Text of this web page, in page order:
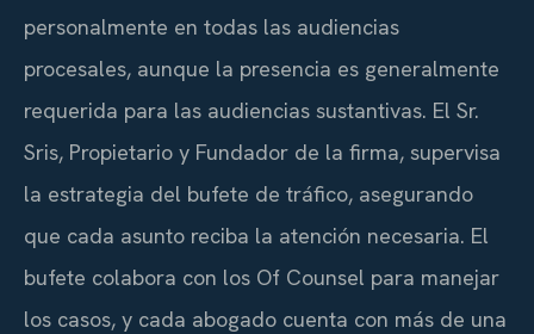
personalmente en todas las audiencias
procesales, aunque la presencia es generalmente
requerida para las audiencias sustantivas. El Sr.
Sris, Propietario y Fundador de la firma, supervisa
la estrategia del bufete de tráfico, asegurando
que cada asunto reciba la atención necesaria. El
bufete colabora con los Of Counsel para manejar
los casos, y cada abogado cuenta con más de una